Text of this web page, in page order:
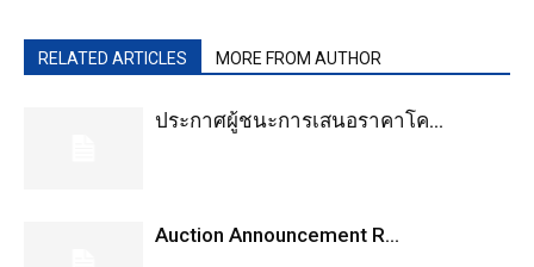
RELATED ARTICLES MORE FROM AUTHOR
ประกาศผู้ชนะการเสนอราคาโค...
Auction Announcement R...